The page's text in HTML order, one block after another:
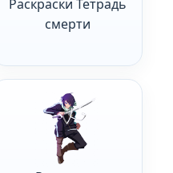
Раскраски Тетрадь
смерти